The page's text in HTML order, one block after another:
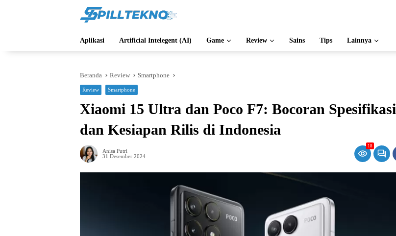
Aplikasi Artificial Intelegent (AI) Game Review Sains Tips Lainnya
Beranda Review Smartphone
Review Smartphone
Xiaomi 15 Ultra dan Poco F7: Bocoran Spesifikasi
dan Kesiapan Rilis di Indonesia
Anisa Putri
31 Desember 2024
18